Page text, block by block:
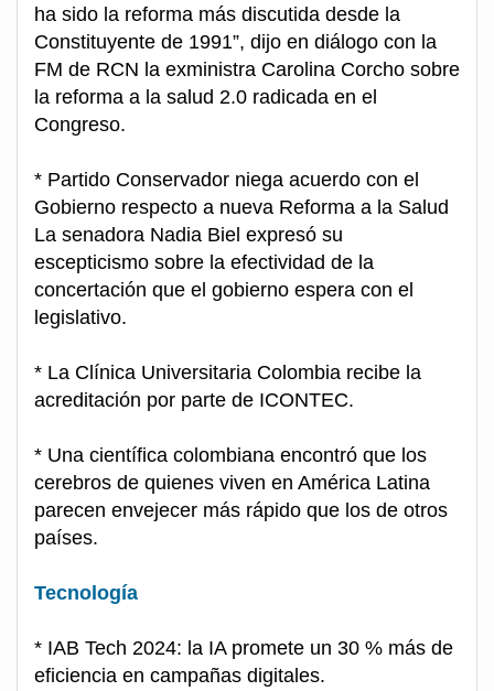
ha sido la reforma más discutida desde la
Constituyente de 1991”, dijo en diálogo con la
FM de RCN la exministra Carolina Corcho sobre
la reforma a la salud 2.0 radicada en el
Congreso.
* Partido Conservador niega acuerdo con el
Gobierno respecto a nueva Reforma a la Salud
La senadora Nadia Biel expresó su
escepticismo sobre la efectividad de la
concertación que el gobierno espera con el
legislativo.
* La Clínica Universitaria Colombia recibe la
acreditación por parte de ICONTEC.
* Una científica colombiana encontró que los
cerebros de quienes viven en América Latina
parecen envejecer más rápido que los de otros
países.
Tecnología
* IAB Tech 2024: la IA promete un 30 % más de
eficiencia en campañas digitales.